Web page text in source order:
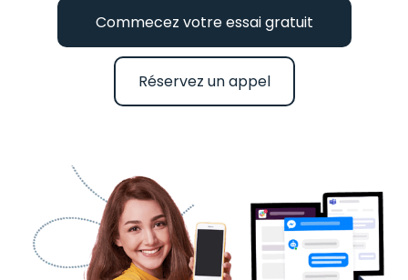
Commecez votre essai gratuit
Réservez un appel